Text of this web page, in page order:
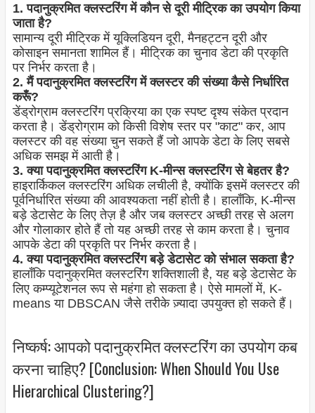
1. पदानुक्रमित क्लस्टरिंग में कौन से दूरी मीट्रिक का उपयोग किया
जाता है?
सामान्य दूरी मीट्रिक में यूक्लिडियन दूरी, मैनहट्टन दूरी और
कोसाइन समानता शामिल हैं। मीट्रिक का चुनाव डेटा की प्रकृति
पर निर्भर करता है।
2. मैं पदानुक्रमित क्लस्टरिंग में क्लस्टर की संख्या कैसे निर्धारित
करूँ?
डेंड्रोग्राम क्लस्टरिंग प्रक्रिया का एक स्पष्ट दृश्य संकेत प्रदान
करता है। डेंड्रोग्राम को किसी विशेष स्तर पर "काट" कर, आप
क्लस्टर की वह संख्या चुन सकते हैं जो आपके डेटा के लिए सबसे
अधिक समझ में आती है।
3. क्या पदानुक्रमित क्लस्टरिंग K-मीन्स क्लस्टरिंग से बेहतर है?
हाइरार्किकल क्लस्टरिंग अधिक लचीली है, क्योंकि इसमें क्लस्टर की
पूर्वनिर्धारित संख्या की आवश्यकता नहीं होती है। हालाँकि, K-मीन्स
बड़े डेटासेट के लिए तेज़ है और जब क्लस्टर अच्छी तरह से अलग
और गोलाकार होते हैं तो यह अच्छी तरह से काम करता है। चुनाव
आपके डेटा की प्रकृति पर निर्भर करता है।
4. क्या पदानुक्रमित क्लस्टरिंग बड़े डेटासेट को संभाल सकता है?
हालाँकि पदानुक्रमित क्लस्टरिंग शक्तिशाली है, यह बड़े डेटासेट के
लिए कम्प्यूटेशनल रूप से महंगा हो सकता है। ऐसे मामलों में, K-
means या DBSCAN जैसे तरीके ज़्यादा उपयुक्त हो सकते हैं।
निष्कर्ष: आपको पदानुक्रमित क्लस्टरिंग का उपयोग कब
करना चाहिए? [Conclusion: When Should You Use
Hierarchical Clustering?]